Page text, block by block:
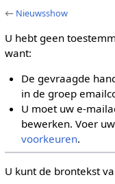
← Nieuwsshow
U hebt geen
want:
De gevraagde
in de groep
U moet uw e-
bewerken. Voer
voorkeuren.
U kunt de brontekst